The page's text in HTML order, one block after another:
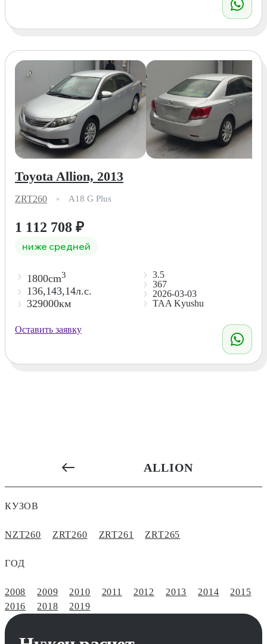
Toyota Allion, 2013
ZRT260 A18 G Plus
1 112 708 ₽
ниже средней
1800cm3
136,143,14л.с.
329000км
3.5
367
2026-03-03
TAA Kyushu
Оставить заявку
ALLION
КУЗОВ
NZT260 ZRT260 ZRT261 ZRT265
ГОД
2008 2009 2010 2011 2012 2013 2014
2015
2016
2018 2019